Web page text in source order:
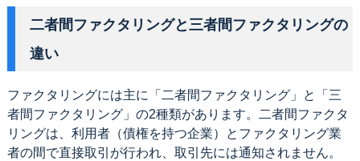
二者間ファクタリングと三者間ファクタリングの
違い
ファクタリングには主に「二者間ファクタリング」と「三
者間ファクタリング」の2種類があります。二者間ファクタ
リングは、利用者（債権を持つ企業）とファクタリング業
者の間で直接取引が行われ、取引先には通知されません。